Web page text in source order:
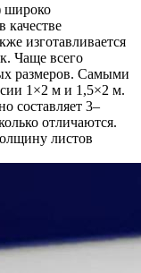
широко
качестве
изготавливается
Чаще всего
размеров. Самыми
1×2 м и 1,5×2 м.
составляет 3–
отличаются.
листов